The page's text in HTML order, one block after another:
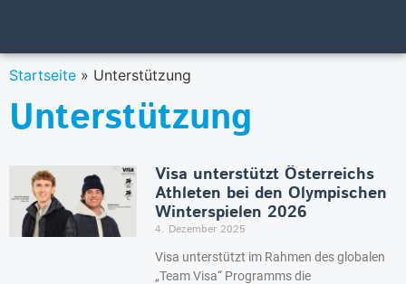
Startseite » Unterstützung
Unterstützung
Visa unterstützt Österreichs
Athleten bei den Olympischen
Winterspielen 2026
4. Dezember 2025
Visa unterstützt im Rahmen des globalen
„Team Visa“ Programms die